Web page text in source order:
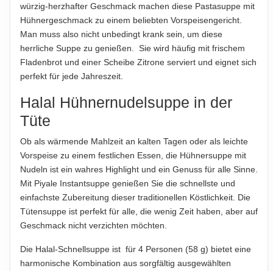
Hinweis zur Haftung: Für die vorstehenden Angaben wird keine Haftung
übernommen. Bitte prüfen Sie die Angaben auf der jeweiligen
Produktverpackung; nur diese sind verbindlich.
würzig-herzhafter Geschmack machen diese Pastasuppe mit
Hühnergeschmack zu einem beliebten Vorspeisengericht.
Man muss also nicht unbedingt krank sein, um diese
herrliche Suppe zu genießen. Sie wird häufig mit frischem
Fladenbrot und einer Scheibe Zitrone serviert und eignet sich
perfekt für jede Jahreszeit.
Halal Hühnernudelsuppe in der
Tüte
Ob als wärmende Mahlzeit an kalten Tagen oder als leichte
Vorspeise zu einem festlichen Essen, die Hühnersuppe mit
Nudeln ist ein wahres Highlight und ein Genuss für alle Sinne.
Mit Piyale Instantsuppe genießen Sie die schnellste und
einfachste Zubereitung dieser traditionellen Köstlichkeit. Die
Tütensuppe ist perfekt für alle, die wenig Zeit haben, aber auf
Geschmack nicht verzichten möchten.
Die Halal-Schnellsuppe ist für 4 Personen (58 g) bietet eine
harmonische Kombination aus sorgfältig ausgewählten